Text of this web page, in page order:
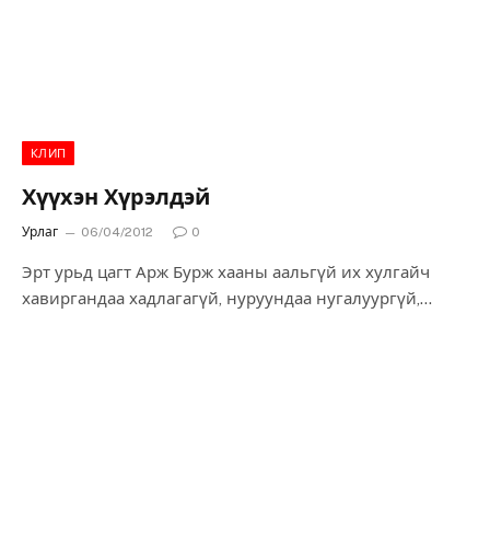
КЛИП
Хүүхэн Хүрэлдэй
Урлаг 06/04/2012 0
Эрт урьд цагт Арж Бурж хааны аальгүй их хулгайч
хавиргандаа хадлагагүй, нуруундаа нугалуургүй,